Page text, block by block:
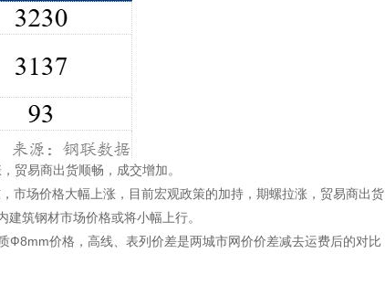
易商出货顺畅，成交增加。
场价格大幅上涨，目前宏观政策的加持，期螺拉涨，贸易商出货
筑钢材市场价格或将小幅上行。
价格，高线、表列价差是两城市网价价差减去运费后的对比